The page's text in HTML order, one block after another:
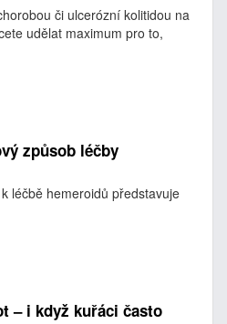
či ulcerózní kolitidou na
udělat maximum pro to,
způsob léčby
léčbě hemeroidů představuje
– i když kuřáci často